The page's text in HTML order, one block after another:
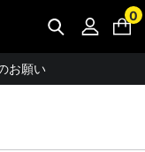
0
ク！
お願い
意ください。
機能が新登場！